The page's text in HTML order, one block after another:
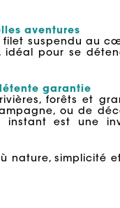
aventures
filet suspendu au
pour se
garantie
forêts et
ou de
instant est une
nature, simplicité